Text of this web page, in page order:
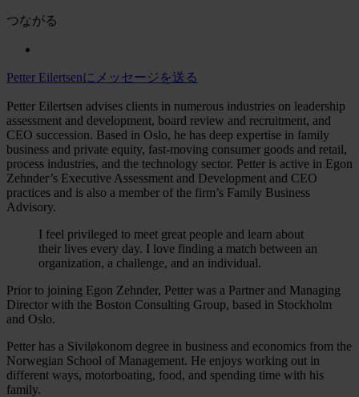
つながる
Petter Eilertsenにメッセージを送る
Petter Eilertsen advises clients in numerous industries on leadership
assessment and development, board review and recruitment, and
CEO succession. Based in Oslo, he has deep expertise in family
business and private equity, fast-moving consumer goods and retail,
process industries, and the technology sector. Petter is active in Egon
Zehnder’s Executive Assessment and Development and CEO
practices and is also a member of the firm’s Family Business
Advisory.
I feel privileged to meet great people and learn about
their lives every day. I love finding a match between an
organization, a challenge, and an individual.
Prior to joining Egon Zehnder, Petter was a Partner and Managing
Director with the Boston Consulting Group, based in Stockholm
and Oslo.
Petter has a Siviløkonom degree in business and economics from the
Norwegian School of Management. He enjoys working out in
different ways, motorboating, food, and spending time with his
family.